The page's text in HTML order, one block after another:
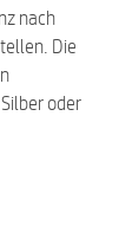
nach
Die
oder